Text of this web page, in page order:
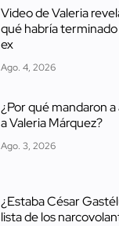
Video de Valeria
qué habría terminado
ex
Ago. 4, 2026
¿Por qué mandaron a
a Valeria Márquez?
Ago. 3, 2026
¿Estaba César
lista de los